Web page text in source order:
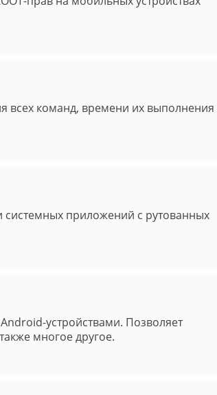
всех команд, времени их выполнения
приложений с рутованных
устройствами. Позволяет
многое другое.